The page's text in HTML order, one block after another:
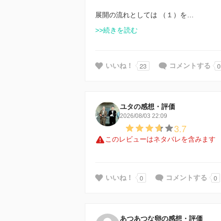
展開の流れとしては （１）を…
>>続きを読む
いいね！ 23 コメントする 0
ユタの感想・評価
2026/08/03 22:09
3.7
このレビューはネタバレを含みます
いいね！ 0 コメントする 0
あつあつな卵の感想・評価